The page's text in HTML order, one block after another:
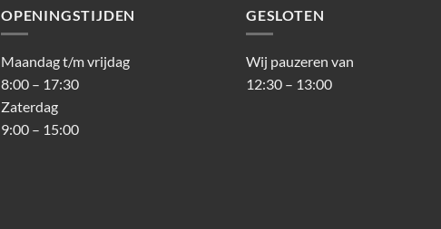
OPENINGSTIJDEN
Maandag t/m vrijdag
8:00 – 17:30
Zaterdag
9:00 – 15:00
GESLOTEN
Wij pauzeren van
12:30 – 13:00